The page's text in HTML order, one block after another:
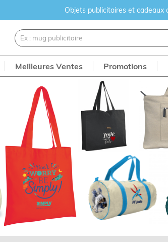
Objets publicitaires et cadeaux
Meilleures Ventes Promotions